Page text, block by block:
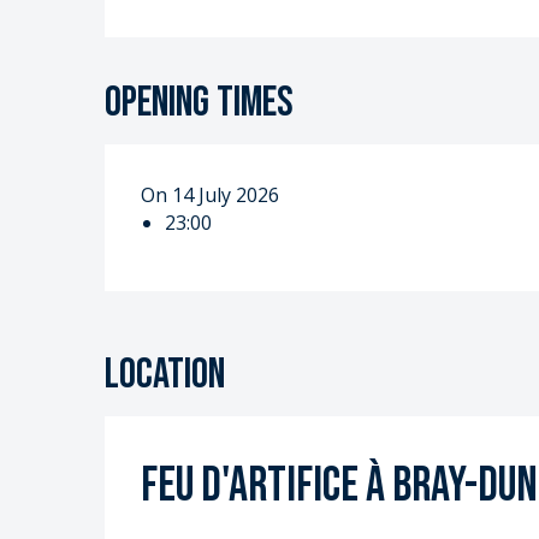
Opening times
On 14 July 2026
23:00
Location
Feu d'artifice à Bray-